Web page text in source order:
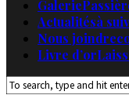
Galerie
Actualitésà
Nous joindre
Livre d’or